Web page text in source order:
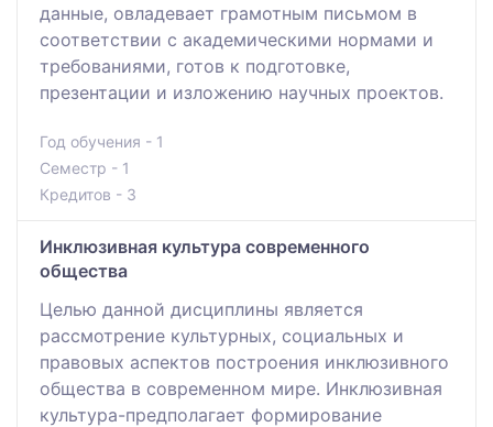
данные, овладевает грамотным письмом в
соответствии с академическими нормами и
требованиями, готов к подготовке,
презентации и изложению научных проектов.
Год обучения - 1
Семестр - 1
Кредитов - 3
Инклюзивная культура современного
общества
Целью данной дисциплины является
рассмотрение культурных, социальных и
правовых аспектов построения инклюзивного
общества в современном мире. Инклюзивная
культура-предполагает формирование